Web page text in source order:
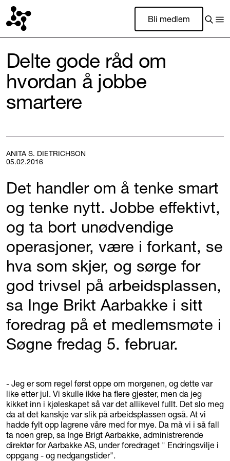
Bli medlem
Delte gode råd om
hvordan å jobbe
smartere
ANITA S. DIETRICHSON
05.02.2016
Det handler om å tenke smart
og tenke nytt. Jobbe effektivt,
og ta bort unødvendige
operasjoner, være i forkant, se
hva som skjer, og sørge for
god trivsel på arbeidsplassen,
sa Inge Brikt Aarbakke i sitt
foredrag på et medlemsmøte i
Søgne fredag 5. februar.
- Jeg er som regel først oppe om morgenen, og dette var
like etter jul. Vi skulle ikke ha flere gjester, men da jeg
kikket inn i kjøleskapet så var det allikevel fullt. Det slo meg
da at det kanskje var slik på arbeidsplassen også. At vi
hadde fylt opp lagrene våre med for mye. Da må vi i så fall
ta noen grep, sa Inge Brigt Aarbakke, administrerende
direktør for Aarbakke AS, under foredraget " Endringsvilje i
oppgang - og nedgangstider".